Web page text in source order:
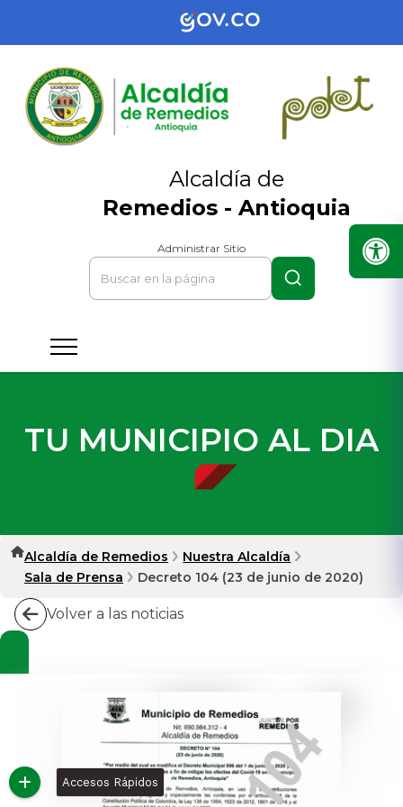
Alcaldía de
Remedios - Antioquia
Administrar Sitio
TU MUNICIPIO AL DIA
Alcaldía de Remedios
Nuestra Alcaldía
Sala de Prensa
Decreto 104 (23 de junio de 2020)
Volver a las noticias
Accesos Rápidos